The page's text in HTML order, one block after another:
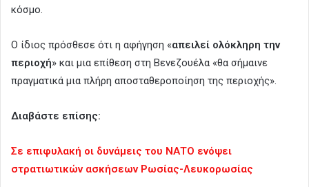
κόσμο.
Ο ίδιος πρόσθεσε ότι η αφήγηση «απειλεί ολόκληρη την
περιοχή» και μια επίθεση στη Βενεζουέλα «θα σήμαινε
πραγματικά μια πλήρη αποσταθεροποίηση της περιοχής».
Διαβάστε επίσης:
Σε επιφυλακή οι δυνάμεις του ΝΑΤΟ ενόψει
στρατιωτικών ασκήσεων Ρωσίας-Λευκορωσίας